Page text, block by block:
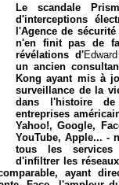
Le scandale
d'interceptions
l'Agence de
n'en finit pas de
révélations d'
un ancien
Kong ayant mis à
surveillance de la
dans l'histoire
entreprises
Yahoo!, Google,
YouTube, Apple... -
tous les services
d'infiltrer les
ayant